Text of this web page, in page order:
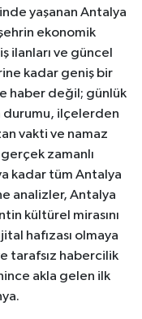
yaşanan Antalya
ekonomik
ilanları ve güncel
kadar geniş bir
haber değil; günlük
durumu, ilçelerden
vakti ve namaz
zamanlı
kadar tüm Antalya
analizler, Antalya
kültürel mirasını
hafızası olmaya
tarafsız habercilik
akla gelen ilk